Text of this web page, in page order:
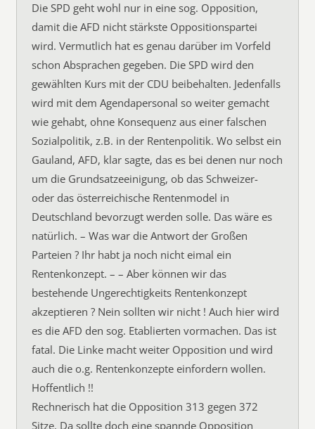
Die SPD geht wohl nur in eine sog. Opposition,
damit die AFD nicht stärkste Oppositionspartei
wird. Vermutlich hat es genau darüber im Vorfeld
schon Absprachen gegeben. Die SPD wird den
gewählten Kurs mit der CDU beibehalten. Jedenfalls
wird mit dem Agendapersonal so weiter gemacht
wie gehabt, ohne Konsequenz aus einer falschen
Sozialpolitik, z.B. in der Rentenpolitik. Wo selbst ein
Gauland, AFD, klar sagte, das es bei denen nur noch
um die Grundsatzeeinigung, ob das Schweizer-
oder das österreichische Rentenmodel in
Deutschland bevorzugt werden solle. Das wäre es
natürlich. – Was war die Antwort der Großen
Parteien ? Ihr habt ja noch nicht eimal ein
Rentenkonzept. – – Aber können wir das
bestehende Ungerechtigkeits Rentenkonzept
akzeptieren ? Nein sollten wir nicht ! Auch hier wird
es die AFD den sog. Etablierten vormachen. Das ist
fatal. Die Linke macht weiter Opposition und wird
auch die o.g. Rentenkonzepte einfordern wollen.
Hoffentlich !!
Rechnerisch hat die Opposition 313 gegen 372
Sitze. Da sollte doch eine spannde Opposition